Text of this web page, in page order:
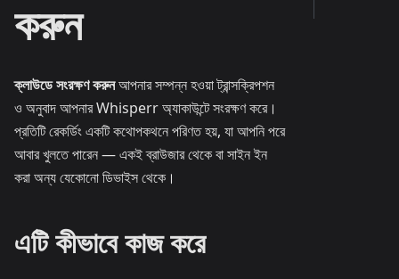
করুন
ক্লাউডে সংরক্ষণ করুনআপনার সম্পন্ন হওয়া ট্রান্সক্রিপশন
ও অনুবাদ আপনার Whisperr অ্যাকাউন্টে সংরক্ষণ করে।
প্রতিটি রেকর্ডিং একটি কথোপকথনে পরিণত হয়, যা আপনি পরে
আবার খুলতে পারেন — একই ব্রাউজার থেকে বা সাইন ইন
করা অন্য যেকোনো ডিভাইস থেকে।
এটি কীভাবে কাজ করে